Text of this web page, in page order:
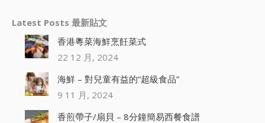
Latest Posts 最新貼文
香港粵菜海鮮烹飪菜式
22 12 月, 2024
海鮮 – 對兒童有益的“超級食品”
9 11 月, 2024
香煎帶子/扇貝 – 8分鐘簡易西餐食譜